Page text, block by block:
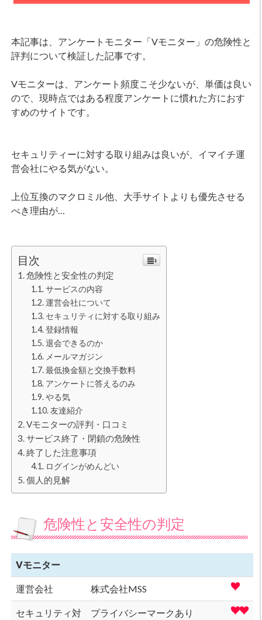
本記事は、アンケートモニター「Vモニター」の危険性と
評判について検証した記事です。
Vモニターは、アンケート頻度こそ少ないが、単価は良い
ので、現時点ではある程度アンケートに慣れた方におす
すめのサイトです。
セキュリティーに対する取り組みは良いが、イマイチ運
営会社にやる気がない。
上位互換のマクロミル他、大手サイトよりも優先させる
べき理由が…
目次
危険性と安全性の判定
サービスの内容
運営会社について
セキュリティに対する取り組み
登録情報
退会できるのか
メールマガジン
最低換金額と交換手数料
アンケートに答えるのみ
やる気
友達紹介
Vモニターの評判・口コミ
サービス終了・閉鎖の危険性
終了した注意事項
ログインがめんどい
個人的見解
危険性と安全性の判定
Vモニター
運営会社 株式会社MSS
セキュリティ対
プライバシーマークあり